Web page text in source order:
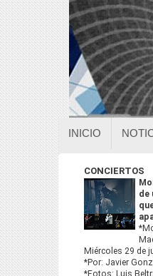
INICIO
CONCIERTOS
de
Miércoles 29 de
*Por: Javier
*Fotos: Luis